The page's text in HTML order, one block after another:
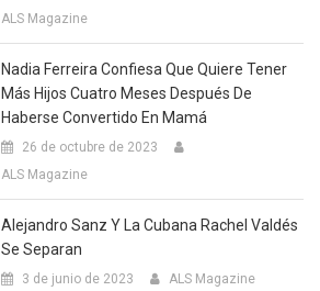
ALS Magazine
Nadia Ferreira Confiesa Que Quiere Tener
Más Hijos Cuatro Meses Después De
Haberse Convertido En Mamá
26 de octubre de 2023
ALS Magazine
Alejandro Sanz Y La Cubana Rachel Valdés
Se Separan
3 de junio de 2023 ALS Magazine